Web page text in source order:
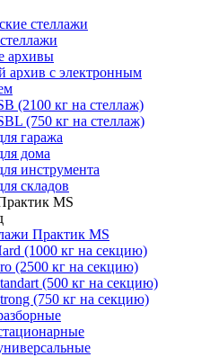
стеллажи
архивы
архив с электронным
(2100 кг на стеллаж)
(750 кг на стеллаж)
гаража
дома
инструмента
складов
MS
Практик MS
(1000 кг на секцию)
(2500 кг на секцию)
(500 кг на секцию)
(750 кг на секцию)